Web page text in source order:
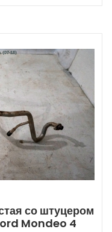
со штуцером
Mondeo 4